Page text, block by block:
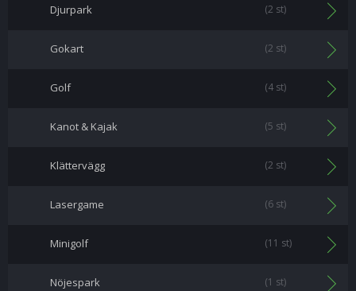
Djurpark (2 st)
Gokart (2 st)
Golf (4 st)
Kanot & Kajak (5 st)
Klättervägg (2 st)
Lasergame (6 st)
Minigolf (11 st)
Nöjespark (1 st)